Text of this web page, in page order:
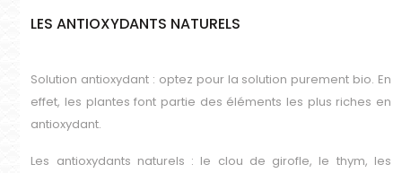
LES ANTIOXYDANTS NATURELS
Solution antioxydant : optez pour la solution purement bio. En
effet, les plantes font partie des éléments les plus riches en
antioxydant.
Les antioxydants naturels : le clou de girofle, le thym, les